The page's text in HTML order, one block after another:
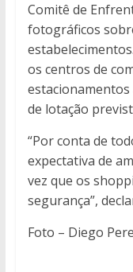
Comitê de
fotográficos
os centros de
estacionamentos
de lotação
“Por conta de
expectativa de
vez que os
segurança”,
Foto – Diego